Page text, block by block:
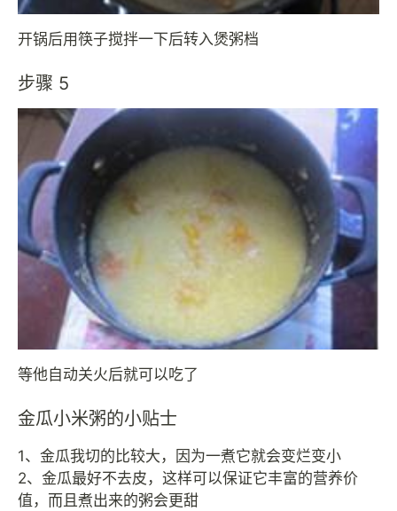
开锅后用筷子搅拌一下后转入煲粥档
步骤 5
等他自动关火后就可以吃了
金瓜小米粥的小贴士
1、金瓜我切的比较大，因为一煮它就会变烂变小
2、金瓜最好不去皮，这样可以保证它丰富的营养价
值，而且煮出来的粥会更甜